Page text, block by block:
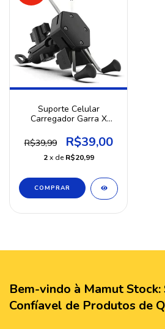
Suporte Celular
Carregador Garra X
Motorcycle
R$39,99 R$39,00
2 x deR$20,99
Bem-vindo à Mamut Stock:
Confíavel de Produtos de